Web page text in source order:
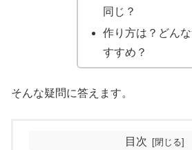
同じ？
作り方は？どん
すすめ？
そんな疑問に答えます。
目次